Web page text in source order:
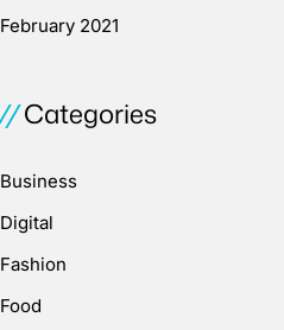
February 2021
Categories
Business
Digital
Fashion
Food